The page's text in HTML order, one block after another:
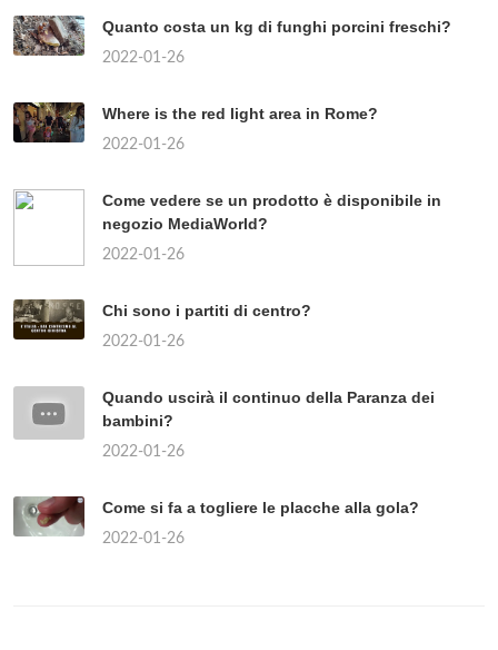
Quanto costa un kg di funghi porcini freschi?
2022-01-26
Where is the red light area in Rome?
2022-01-26
Come vedere se un prodotto è disponibile in
negozio MediaWorld?
2022-01-26
Chi sono i partiti di centro?
2022-01-26
Quando uscirà il continuo della Paranza dei
bambini?
2022-01-26
Come si fa a togliere le placche alla gola?
2022-01-26